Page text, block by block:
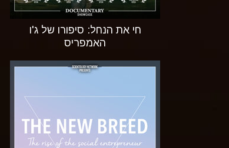
חי את הנחל: סיפורו של ג'ו
האמפריס